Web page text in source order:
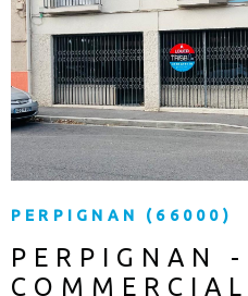
PERPIGNAN (66000)
PERPIGNAN -
COMMERCIAL